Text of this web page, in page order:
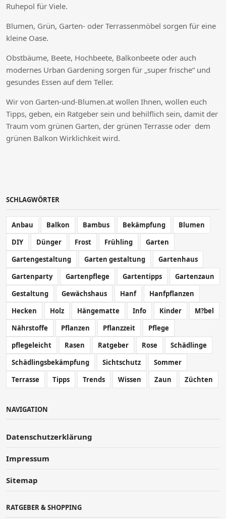
Ruhepol für Viele.
Blumen, Grün, Garten- oder Terrassenmöbel sorgen für eine
kleine Oase.
Obstbäume, Beete, Hochbeete, Balkonbeete oder auch
modernes Urban Gardening sorgen für „super frische“ und
gesundes Essen auf dem Teller.
Wir von Garten-und-Blumen.at wollen Ihnen, wollen euch
Tipps, geben, ein Ratgeber sein und behilflich sein, damit der
Traum vom grünen Garten, der grünen Terrasse oder dem
grünen Balkon Wirklichkeit wird.
SCHLAGWÖRTER
Anbau Balkon Bambus Bekämpfung
Blumen
DIY
Dünger Frost Frühling
Garten
Gartengestaltung
Garten gestaltung
Gartenhaus
Gartenparty
Gartenpflege Gartentipps
Gartenzaun
Gestaltung
Gewächshaus Hanf
Hanfpflanzen
Hecken
Holz Hängematte Info Kinder
M?bel
Nährstoffe
Pflanzen Pflanzzeit
Pflege
pflegeleicht
Rasen Ratgeber Rose
Schädlinge
Schädlingsbekämpfung
Sichtschutz
Sommer
Terrasse
Tipps Trends Wissen Zaun Züchten
NAVIGATION
Datenschutzerklärung
Impressum
Sitemap
RATGEBER & SHOPPING